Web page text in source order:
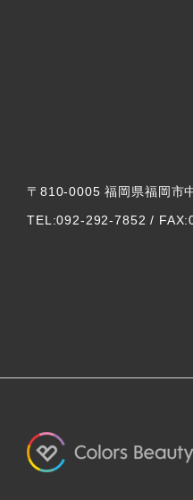
〒810-0005 福岡県福岡市
TEL:092-292-7852 /